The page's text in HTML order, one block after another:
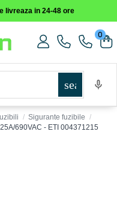
livreaza in 24-48 ore
0
search
Sigurante fuzibile
690VAC - ETI 004371215